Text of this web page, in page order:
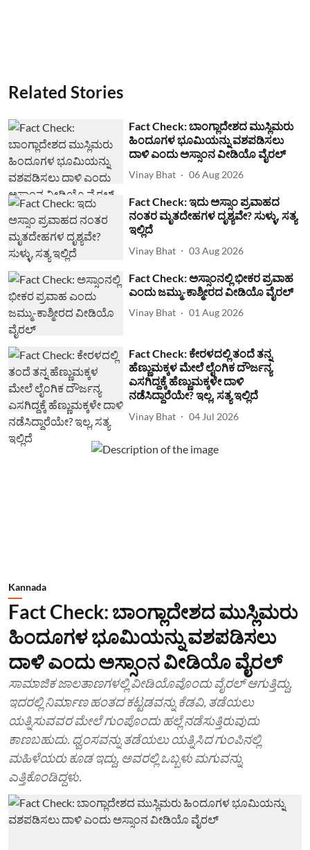
Related Stories
Fact Check: ಬಾಂಗ್ಲಾದೇಶದ ಮುಸ್ಲಿಮರು
ಹಿಂದೂಗಳ ಭೂಮಿಯನ್ನು ವಶಪಡಿಸಲು
ದಾಳಿ ಎಂದು ಅಸ್ಸಾಂನ ವೀಡಿಯೊ ವೈರಲ್
Vinay Bhat 06 Aug 2026
Fact Check: ಇದು ಅಸ್ಸಾಂ ಪ್ರವಾಹದ
ನಂತರ ಮೃತದೇಹಗಳ ದೃಶ್ಯವೇ? ಸುಳ್ಳು, ಸತ್ಯ
ಇಲ್ಲಿದೆ
Vinay Bhat 03 Aug 2026
Fact Check: ಅಸ್ಸಾಂನಲ್ಲಿ ಭೀಕರ ಪ್ರವಾಹ
ಎಂದು ಜಮ್ಮು-ಕಾಶ್ಮೀರದ ವೀಡಿಯೊ ವೈರಲ್
Vinay Bhat 01 Aug 2026
Fact Check: ಕೇರಳದಲ್ಲಿ ತಂದೆ ತನ್ನ
ಹೆಣ್ಣುಮಕ್ಕಳ ಮೇಲೆ ಲೈಂಗಿಕ ದೌರ್ಜನ್ಯ
ಎಸಗಿದ್ದಕ್ಕೆ ಹೆಣ್ಣುಮಕ್ಕಳೇ ದಾಳಿ
ನಡೆಸಿದ್ದಾರೆಯೇ? ಇಲ್ಲ, ಸತ್ಯ ಇಲ್ಲಿದೆ
Vinay Bhat 04 Jul 2026
Kannada
Fact Check: ಬಾಂಗ್ಲಾದೇಶದ ಮುಸ್ಲಿಮರು
ಹಿಂದೂಗಳ ಭೂಮಿಯನ್ನು ವಶಪಡಿಸಲು
ದಾಳಿ ಎಂದು ಅಸ್ಸಾಂನ ವೀಡಿಯೊ ವೈರಲ್
ಸಾಮಾಜಿಕ ಜಾಲತಾಣಗಳಲ್ಲಿ ವೀಡಿಯೊವೊಂದು ವೈರಲ್ ಆಗುತ್ತಿದ್ದು,
ಇದರಲ್ಲಿ ನಿರ್ಮಾಣ ಹಂತದ ಕಟ್ಟಡವನ್ನು ಕೆಡವಿ, ತಡೆಯಲು
ಯತ್ನಿಸುವವರ ಮೇಲೆ ಗುಂಪೊಂದು ಹಲ್ಲೆ ನಡೆಸುತ್ತಿರುವುದು
ಕಾಣಬಹುದು. ಧ್ವಂಸವನ್ನು ತಡೆಯಲು ಯತ್ನಿಸಿದ ಗುಂಪಿನಲ್ಲಿ
ಮಹಿಳೆಯರು ಕೂಡ ಇದ್ದು, ಅವರಲ್ಲಿ ಒಬ್ಬಳು ಮಗುವನ್ನು
ಎತ್ತಿಕೊಂಡಿದ್ದಳು.